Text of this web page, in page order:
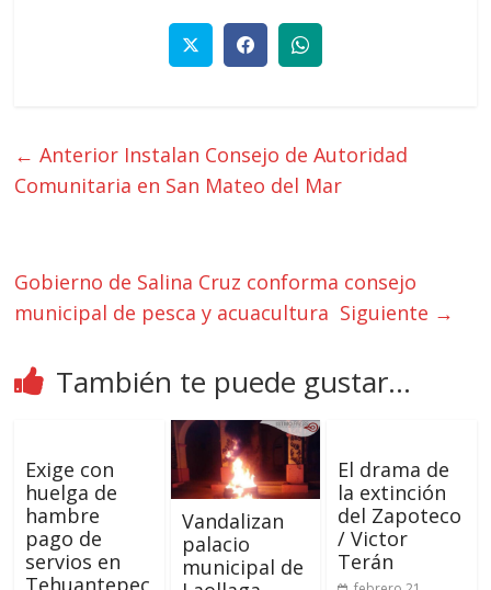
← Anterior Instalan Consejo de Autoridad
Comunitaria en San Mateo del Mar
Gobierno de Salina Cruz conforma consejo
municipal de pesca y acuacultura Siguiente →
También te puede gustar...
Exige con
huelga de
hambre
pago de
servios en
Vandalizan
palacio
municipal de
El drama de
la extinción
del Zapoteco
/ Victor
Terán